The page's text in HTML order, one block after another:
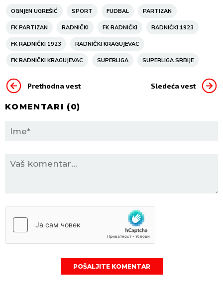
OGNJEN UGREŠIĆ SPORT FUDBAL PARTIZAN
FK PARTIZAN RADNIČKI FK RADNIČKI RADNIČKI 1923
FK RADNIČKI 1923 RADNIČKI KRAGUJEVAC
FK RADNIČKI KRAGUJEVAC SUPERLIGA SUPERLIGA SRBIJE
Prethodna vest Sledeća vest
KOMENTARI (0)
POŠALJITE KOMENTAR